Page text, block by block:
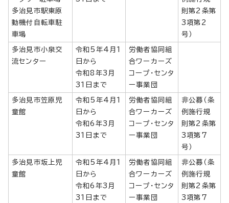
多治見市駅東原
動機付自転車駐
車場
則第2条第
3項第2
号）
多治見市小泉交
流センター
令和5年4月1
日から
令和8年3月
31日まで
労働者協同組
合ワーカーズ
コープ・センタ
ー事業団
多治見市笠原児
童館
令和5年4月1
日から
令和6年3月
31日まで
労働者協同組
合ワーカーズ
コープ・センタ
ー事業団
非公募（条
例施行規
則第2条第
3項第7
号）
多治見市坂上児
童館
令和5年4月1
日から
令和6年3月
31日まで
労働者協同組
合ワーカーズ
コープ・センタ
ー事業団
非公募（条
例施行規
則第2条第
3項第7